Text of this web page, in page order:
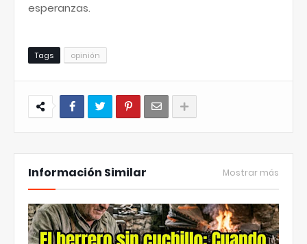
esperanzas.
Tags opinión
Información Similar Mostrar más